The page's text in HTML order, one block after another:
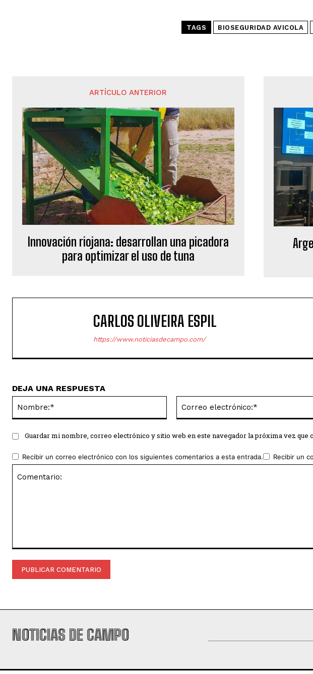
TAGS BIOSEGURIDAD AVICOLA
ARTÍCULO ANTERIOR
Innovación riojana: desarrollan una picadora
para optimizar el uso de tuna
CARLOS OLIVEIRA ESPIL
https://www.noticiasdecampo.com/
DEJA UNA RESPUESTA
Guardar mi nombre, correo electrónico y sitio web en este navegador la próxima vez que
Recibir un correo electrónico con los siguientes comentarios a esta entrada. Recibir un
NOTICIAS DE CAMPO